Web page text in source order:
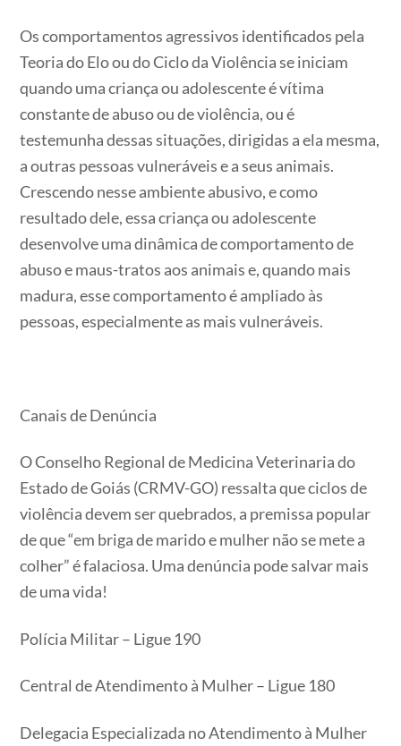
Os comportamentos agressivos identificados pela
Teoria do Elo ou do Ciclo da Violência se iniciam
quando uma criança ou adolescente é vítima
constante de abuso ou de violência, ou é
testemunha dessas situações, dirigidas a ela mesma,
a outras pessoas vulneráveis e a seus animais.
Crescendo nesse ambiente abusivo, e como
resultado dele, essa criança ou adolescente
desenvolve uma dinâmica de comportamento de
abuso e maus-tratos aos animais e, quando mais
madura, esse comportamento é ampliado às
pessoas, especialmente as mais vulneráveis.
Canais de Denúncia
O Conselho Regional de Medicina Veterinaria do
Estado de Goiás (CRMV-GO) ressalta que ciclos de
violência devem ser quebrados, a premissa popular
de que “em briga de marido e mulher não se mete a
colher” é falaciosa. Uma denúncia pode salvar mais
de uma vida!
Polícia Militar – Ligue 190
Central de Atendimento à Mulher – Ligue 180
Delegacia Especializada no Atendimento à Mulher